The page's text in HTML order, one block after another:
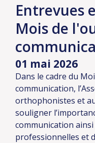
Entrevues
Mois de
01 mai 2026
Dans le cadre du
communication,
orthophonistes et
souligner
communication
professionnelles et